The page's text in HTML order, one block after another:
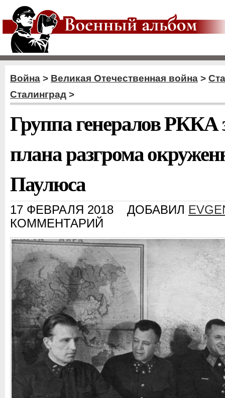
Война > Великая Отечественная война >
Сталинград >
Группа генералов РККА
плана разгрома
Паулюса
17 ФЕВРАЛЯ 2018 ДОБАВИЛ
КОММЕНТАРИЙ